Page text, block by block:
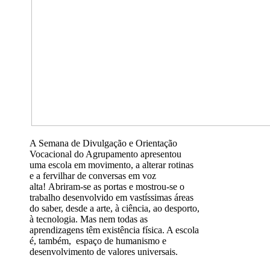
A Semana de Divulgação e Orientação
Vocacional do Agrupamento apresentou
uma escola em movimento, a alterar rotinas
e a fervilhar de conversas em voz
alta! Abriram-se as portas e mostrou-se o
trabalho desenvolvido em vastíssimas áreas
do saber, desde a arte, à ciência, ao desporto,
à tecnologia. Mas nem todas as
aprendizagens têm existência física. A escola
é, também, espaço de humanismo e
desenvolvimento de valores universais.